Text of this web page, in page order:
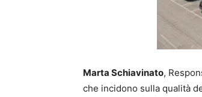
Marta Schiavinato,
che incidono sulla qualità